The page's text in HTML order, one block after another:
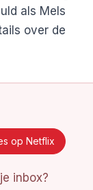
als Mels
over de
op Netflix
inbox?